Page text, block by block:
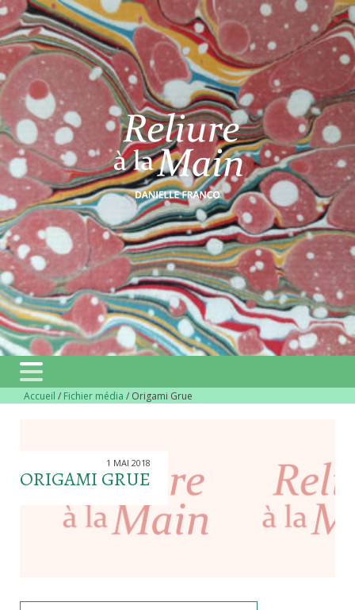
Accueil / Fichier média / Origami Grue
ORIGAMI GRUE
1 MAI 2018